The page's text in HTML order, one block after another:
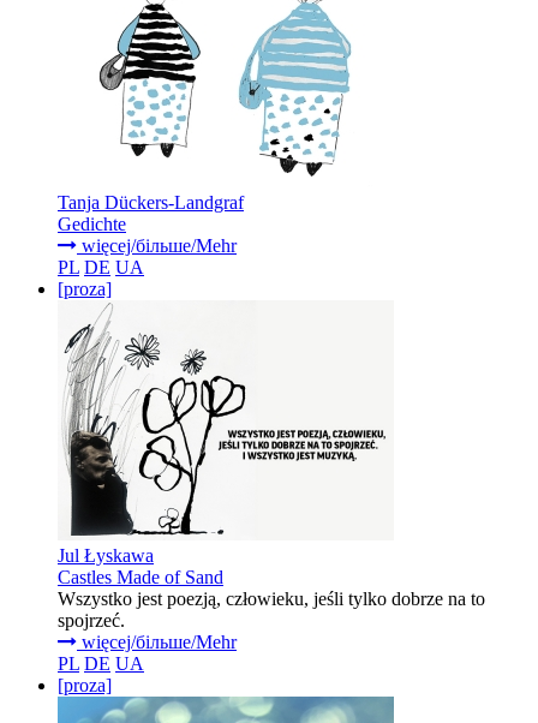
Tanja Dückers-Landgraf
Gedichte
więcej/більше/Mehr
PL DE UA
[proza]
Jul Łyskawa
Castles Made of Sand
Wszystko jest poezją, człowieku, jeśli tylko dobrze na to
spojrzeć.
więcej/більше/Mehr
PL DE UA
[proza]